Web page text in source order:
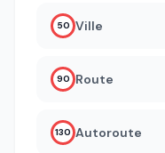
50 Ville
90 Route
130 Autoroute